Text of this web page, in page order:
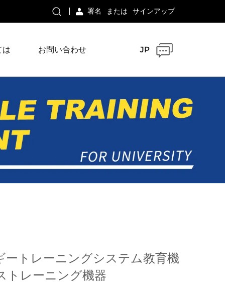
署名 または サインアップ
は お問い合わせ JP
ートレーニングシステム教育機
トレーニング機器